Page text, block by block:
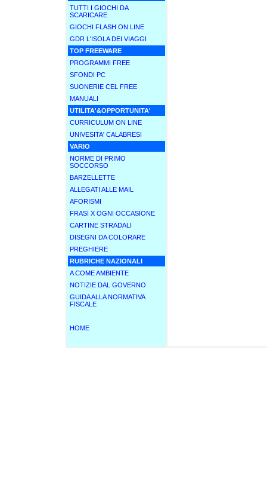
TUTTI I GIOCHI DA
SCARICARE
GIOCHI FLASH ON LINE
GDR L'ISOLA DEI VIAGGI
TOP FREEWARE
PROGRAMMI FREE
SFONDI PC
SUONERIE CEL FREE
MANUALI
UTILITA'&OPPORTUNITA'
CURRICULUM ON LINE
UNIVESITA' CALABRESI
VARIO
NORME DI PRIMO
SOCCORSO
BARZELLETTE
ALLEGATI ALLE MAIL
AFORISMI
FRASI X OGNI OCCASIONE
CARTINE STRADALI
DISEGNI DA COLORARE
PREGHIERE
RUBRICHE NAZIONALI
A COME AMBIENTE
NOTIZIE DAL GOVERNO
GUIDA ALLA NORMATIVA
FISCALE
HOME